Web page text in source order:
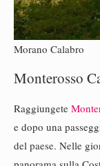
Morano Calabro
Monterosso
Raggiungete
e dopo una
del paese. Nelle